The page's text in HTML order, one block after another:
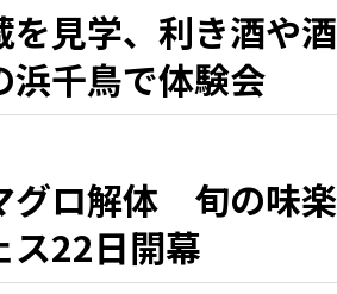
見学、利き酒や酒
千鳥で体験会
グロ解体 旬の味楽
ス22日開幕